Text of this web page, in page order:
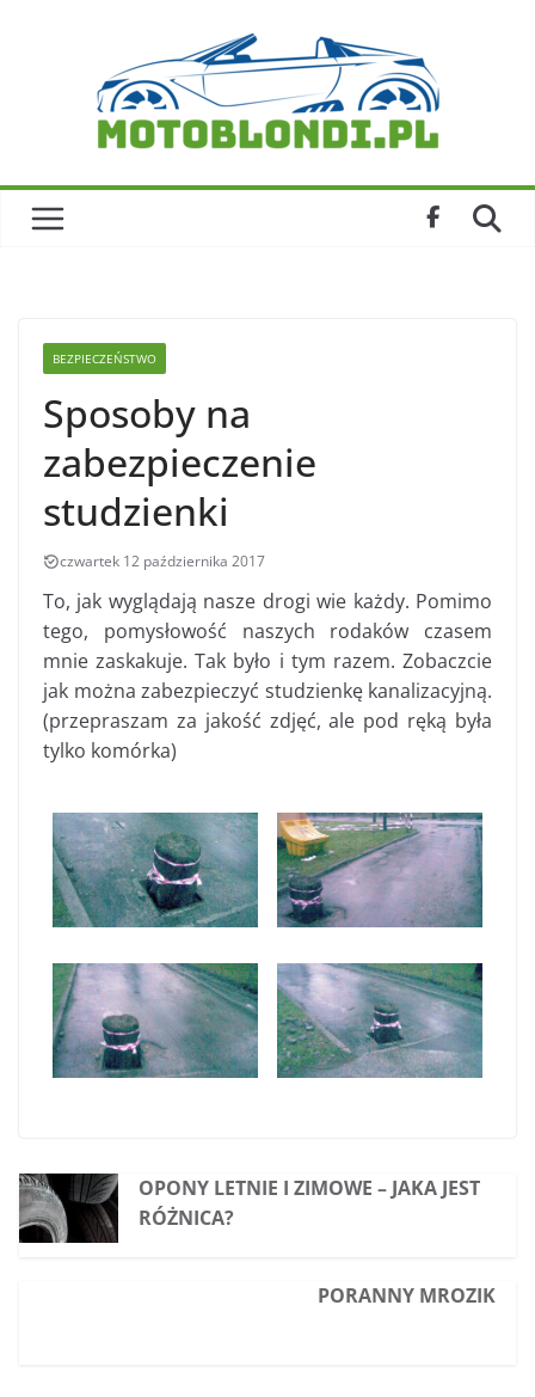
BEZPIECZEŃSTWO
Sposoby na
zabezpieczenie
studzienki
czwartek 12 października 2017
To, jak wyglądają nasze drogi wie każdy. Pomimo
tego, pomysłowość naszych rodaków czasem
mnie zaskakuje. Tak było i tym razem. Zobaczcie
jak można zabezpieczyć studzienkę kanalizacyjną.
(przepraszam za jakość zdjęć, ale pod ręką była
tylko komórka)
OPONY LETNIE I ZIMOWE – JAKA JEST
RÓŻNICA?
PORANNY MROZIK